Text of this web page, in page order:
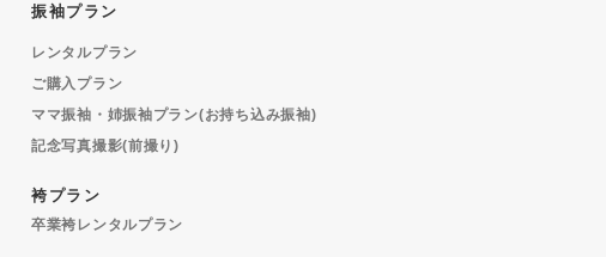
振袖プラン
レンタルプラン
ご購入プラン
ママ振袖・姉振袖プラン(お持ち込み振袖)
記念写真撮影(前撮り)
袴プラン
卒業袴レンタルプラン